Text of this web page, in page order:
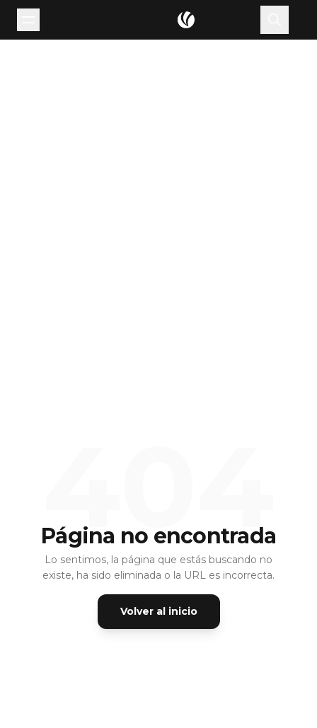
404
Página no encontrada
Lo sentimos, la página que estás buscando no
existe, ha sido eliminada o la URL es incorrecta.
Volver al inicio